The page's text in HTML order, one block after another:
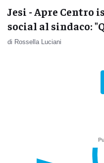
Jesi - Apre Centro
social al sindaco:
di Rossella Luciani